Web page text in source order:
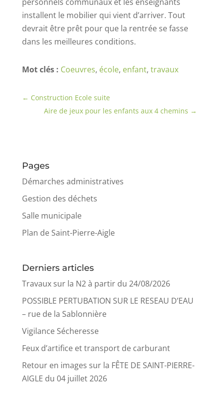
installent le mobilier qui vient d’arriver. Tout
devrait être prêt pour que la rentrée se fasse
dans les meilleures conditions.
Mot clés : Coeuvres, école, enfant, travaux
← Construction Ecole suite
Aire de jeux pour les enfants aux 4 chemins →
Pages
Démarches administratives
Gestion des déchets
Salle municipale
Plan de Saint-Pierre-Aigle
Derniers articles
Travaux sur la N2 à partir du 24/08/2026
POSSIBLE PERTUBATION SUR LE RESEAU D’EAU
– rue de la Sablonnière
Vigilance Sécheresse
Feux d’artifice et transport de carburant
Retour en images sur la FÊTE DE SAINT-PIERRE-
AIGLE du 04 juillet 2026